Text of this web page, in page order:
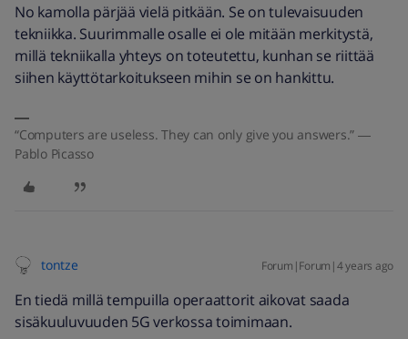
No kamolla pärjää vielä pitkään. Se on tulevaisuuden
tekniikka. Suurimmalle osalle ei ole mitään merkitystä,
millä tekniikalla yhteys on toteutettu, kunhan se riittää
siihen käyttötarkoitukseen mihin se on hankittu.
“Computers are useless. They can only give you answers.” ―
Pablo Picasso
tontze Forum|Forum|4 years ago
En tiedä millä tempuilla operaattorit aikovat saada
sisäkuuluvuuden 5G verkossa toimimaan.